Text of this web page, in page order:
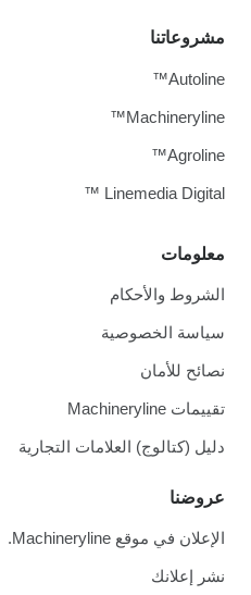
معلومات
الشروط والأحكام
سياسة الخصوصية
نصائح للأمان
تقييمات Machineryline
دليل (كتالوج) العلامات التجارية
عروضنا
الإعلان في موقع Machineryline.
نشر إعلانك
مشروعاتنا
Autoline™
Machineryline™
Agroline™
Linemedia Digital ™